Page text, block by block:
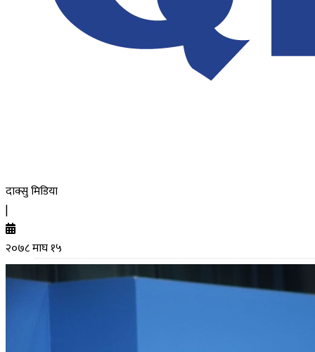
दाक्सु मिडिया
|
२०७८ माघ १५